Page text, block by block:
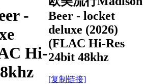
-
Hi-
Beer - locket
deluxe (2026)
(FLAC Hi-Res
24bit 48khz
[复制链接]